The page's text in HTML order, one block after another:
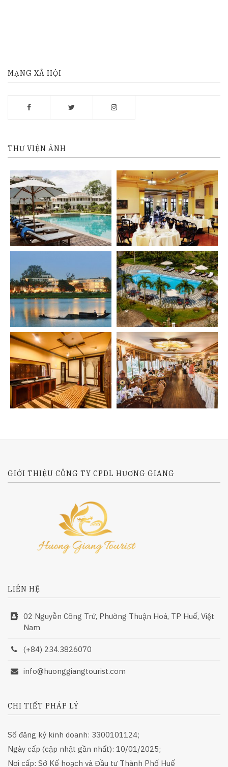
MẠNG XÃ HỘI
THƯ VIỆN ẢNH
GIỚI THIỆU CÔNG TY CPDL HƯƠNG GIANG
LIÊN HỆ
02 Nguyễn Công Trứ, Phường Thuận Hoá, TP Huế, Việt
Nam
(+84) 234.3826070
info@huonggiangtourist.com
CHI TIẾT PHÁP LÝ
Số đăng ký kinh doanh: 3300101124;
Ngày cấp (cập nhật gần nhất): 10/01/2025;
Nơi cấp: Sở Kế hoạch và Đầu tư Thành Phố Huế